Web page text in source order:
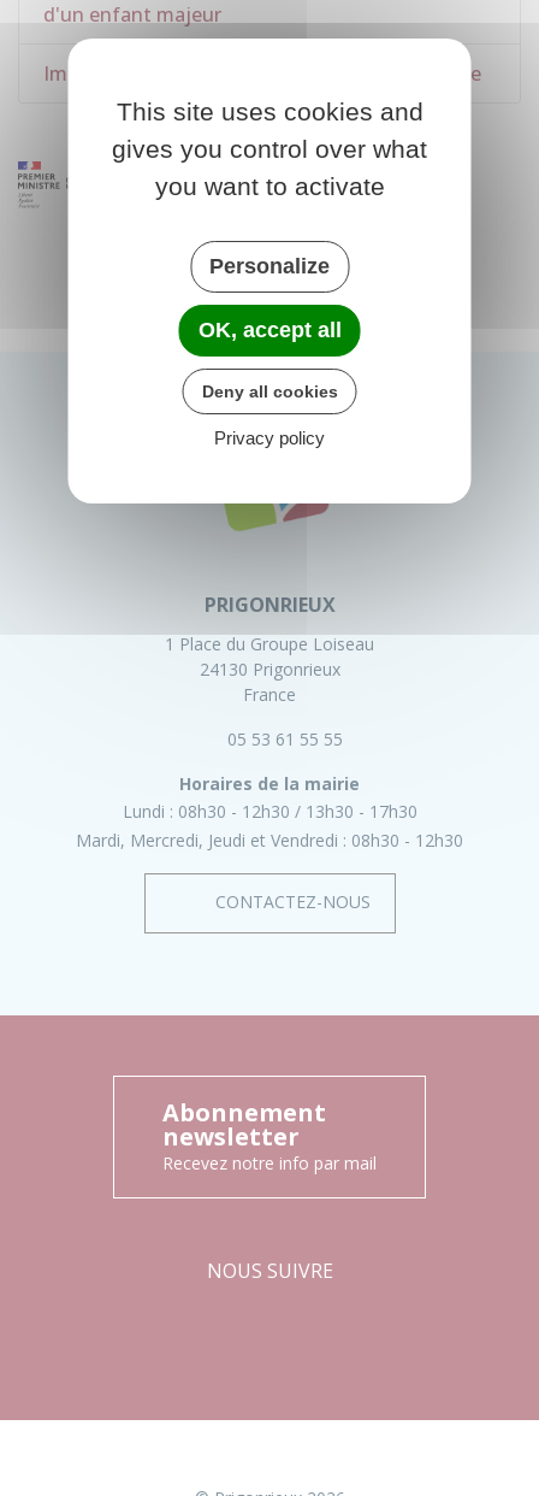
d'un enfant majeur
Impôt sur le revenu - Enfant handicapé à charge
PRIGONRIEUX
1 Place du Groupe Loiseau
24130 Prigonrieux
France
05 53 61 55 55
Horaires de la mairie
Lundi : 08h30 - 12h30
13h30 - 17h30
Mardi, Mercredi, Jeudi et Vendredi : 08h30 - 12h30
CONTACTEZ-NOUS
Abonnement
newsletter
Recevez notre info par mail
NOUS SUIVRE
This site uses cookies and
gives you control over what
you want to activate
Personalize
OK, accept all
Deny all cookies
Privacy policy